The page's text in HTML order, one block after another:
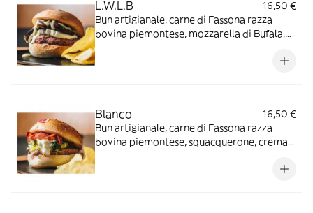
L.W.L.B
16,50 €
Bun artigianale, carne di Fassona razza
bovina piemontese, mozzarella di Bufala,
Blanco
16,50 €
Bun artigianale, carne di Fassona razza
bovina piemontese, squacquerone, crema